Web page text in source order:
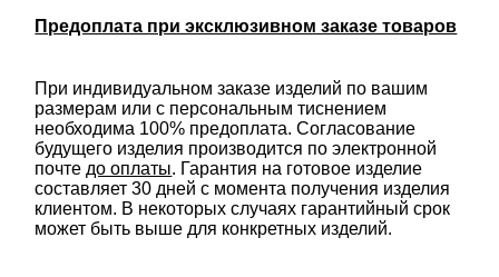
Предоплата при эксклюзивном заказе товаров
При индивидуальном заказе изделий по вашим
размерам или с персональным тиснением
необходима 100% предоплата. Согласование
будущего изделия производится по электронной
почте до оплаты. Гарантия на готовое изделие
составляет 30 дней с момента получения изделия
клиентом. В некоторых случаях гарантийный срок
может быть выше для конкретных изделий.